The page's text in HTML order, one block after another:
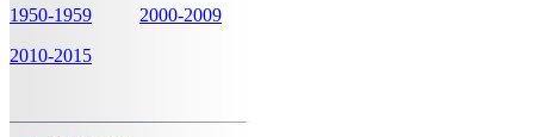
1950-1959
2000-2009
2010-2015